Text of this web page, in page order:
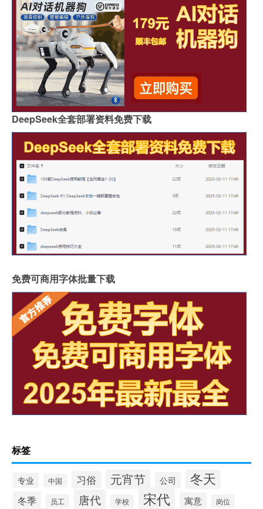
DeepSeek全套部署资料免费下载
免费可商用字体批量下载
标签
专业 中国 习俗 元宵节 公司 冬天
冬季 员工 唐代 学校 宋代 寓意 岗位